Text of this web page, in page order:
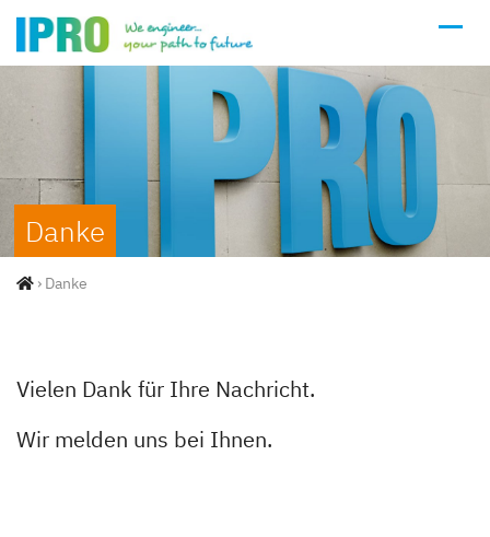
Danke
› Danke
Vielen Dank für Ihre Nachricht.
Wir melden uns bei Ihnen.